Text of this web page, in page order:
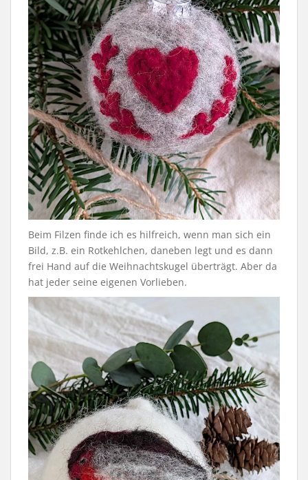
Beim Filzen finde ich es hilfreich, wenn man sich ein
Bild, z.B. ein Rotkehlchen, daneben legt und es dann
frei Hand auf die Weihnachtskugel überträgt. Aber da
hat jeder seine eigenen Vorlieben.